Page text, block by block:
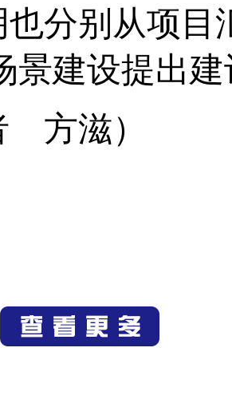
也分别从项目
景建设提出
方滋）